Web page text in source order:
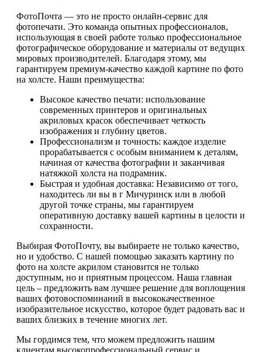
ФотоПочта — это не просто онлайн-сервис для
фотопечати. Это команда опытных профессионалов,
использующая в своей работе только профессиональное
фотографическое оборудование и материалы от ведущих
мировых производителей. Благодаря этому, мы
гарантируем премиум-качество каждой картине по фото
на холсте. Наши преимущества:
Высокое качество печати: использование
современных принтеров и оригинальных
акриловых красок обеспечивает четкость
изображения и глубину цветов.
Профессионализм и точность: каждое изделие
прорабатывается с особым вниманием к деталям,
начиная от качества фотографии и заканчивая
натяжкой холста на подрамник.
Быстрая и удобная доставка: Независимо от того,
находитесь ли вы в г Мичуринск или в любой
другой точке страны, мы гарантируем
оперативную доставку вашей картины в целости и
сохранности.
Выбирая ФотоПочту, вы выбираете не только качество,
но и удобство. С нашей помощью заказать картину по
фото на холсте акрилом становится не только
доступным, но и приятным процессом. Наша главная
цель – предложить вам лучшее решение для воплощения
ваших фотовоспоминаний в высококачественное
изобразительное искусство, которое будет радовать вас и
ваших близких в течение многих лет.
Мы гордимся тем, что можем предложить нашим
клиентам высокопрофессиональный сервис и